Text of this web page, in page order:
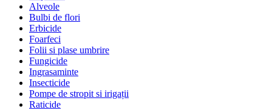
Alveole
Bulbi de flori
Erbicide
Foarfeci
Folii si plase umbrire
Fungicide
Ingrasaminte
Insecticide
Pompe de stropit si irigații
Raticide